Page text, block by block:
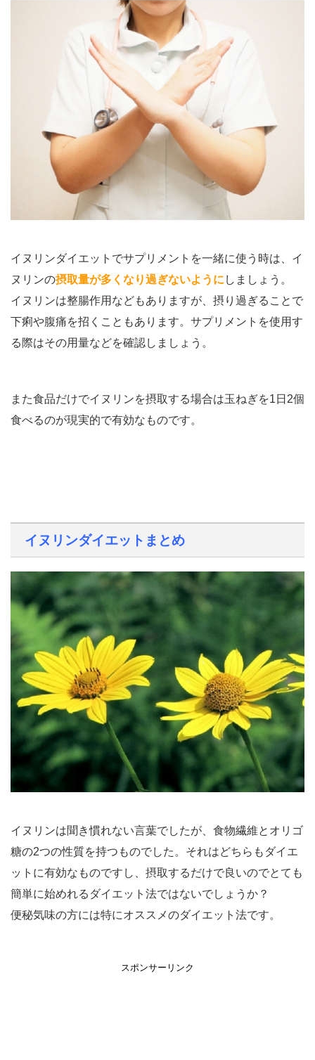
イヌリンダイエットでサプリメントを一緒に使う時は、イ
ヌリンの摂取量が多くなり過ぎないように しましょう。
イヌリンは整腸作用などもありますが、摂り過ぎることで
下痢や腹痛を招くこともあります。サプリメントを使用す
る際はその用量などを確認しましょう。
また食品だけでイヌリンを摂取する場合は玉ねぎを1日2個
食べるのが現実的で有効なものです。
イヌリンダイエットまとめ
イヌリンは聞き慣れない言葉でしたが、食物繊維とオリゴ
糖の2つの性質を持つものでした。それはどちらもダイエ
ットに有効なものですし、摂取するだけで良いのでとても
簡単に始めれるダイエット法ではないでしょうか？
便秘気味の方には特にオススメのダイエット法です。
スポンサーリンク